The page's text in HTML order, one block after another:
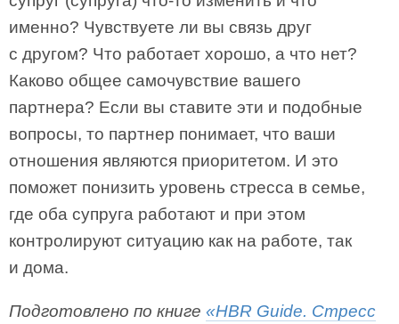
именно? Чувствуете ли вы связь друг
с другом? Что работает хорошо, а что нет?
Каково общее самочувствие вашего
партнера? Если вы ставите эти и подобные
вопросы, то партнер понимает, что ваши
отношения являются приоритетом. И это
поможет понизить уровень стресса в семье,
где оба супруга работают и при этом
контролируют ситуацию как на работе, так
и дома.
Подготовлено по книге «HBR Guide. Стресс